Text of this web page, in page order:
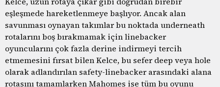
eşleşmede hareketlenmeye başlıyor. Ancak alan
savunması oynayan takımlar bu noktada underneath
rotalarını boş bırakmamak için linebacker
oyuncularını çok fazla derine indirmeyi tercih
etmemesini fırsat bilen Kelce, bu sefer deep veya hole
olarak adlandırılan safety-linebacker arasındaki alana
rotasını tamamlarken Mahomes ise tüm bu oyunu